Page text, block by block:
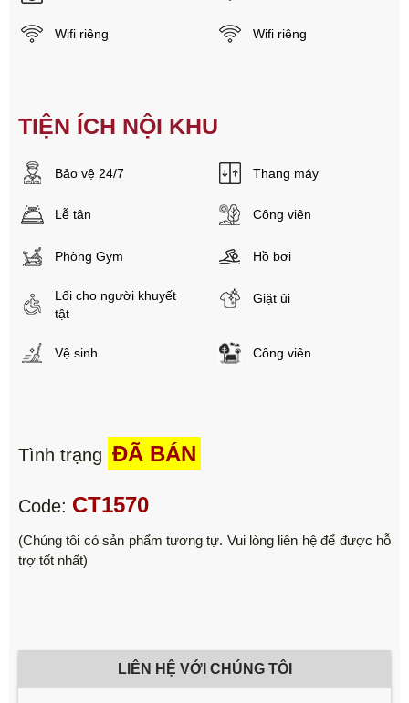
Wifi riêng Wifi riêng
TIỆN ÍCH NỘI KHU
Bảo vệ 24/7 Thang máy
Lễ tân Công viên
Phòng Gym Hồ bơi
Lối cho người khuyết
tật
Giặt ủi
Vệ sinh Công viên
Tình trạng ĐÃ BÁN
Code: CT1570
(Chúng tôi có sản phẩm tương tự. Vui lòng liên hệ để được hỗ
trợ tốt nhất)
LIÊN HỆ VỚI CHÚNG TÔI